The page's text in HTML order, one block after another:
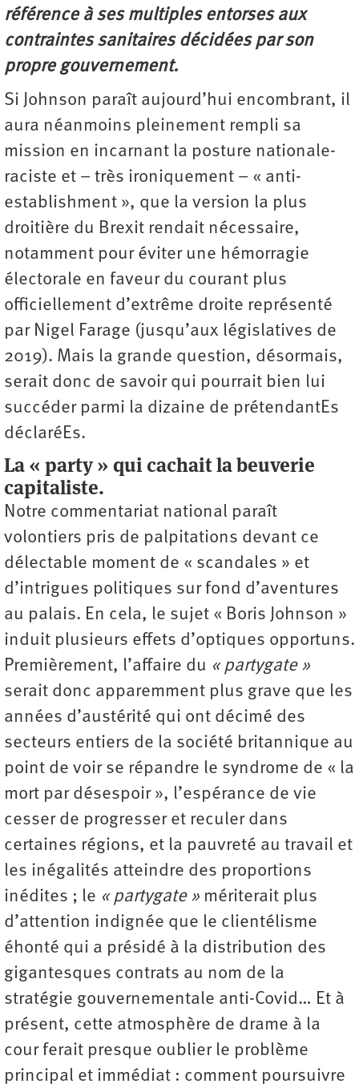
référence à ses multiples entorses aux
contraintes sanitaires décidées par son
propre gouvernement.
Si Johnson paraît aujourd’hui encombrant, il
aura néanmoins pleinement rempli sa
mission en incarnant la posture nationale-
raciste et – très ironiquement – « anti-
establishment », que la version la plus
droitière du Brexit rendait nécessaire,
notamment pour éviter une hémorragie
électorale en faveur du courant plus
officiellement d’extrême droite représenté
par Nigel Farage (jusqu’aux législatives de
2019). Mais la grande question, désormais,
serait donc de savoir qui pourrait bien lui
succéder parmi la dizaine de prétendantEs
déclaréEs.
La « party » qui cachait la beuverie
capitaliste.
Notre commentariat national paraît
volontiers pris de palpitations devant ce
délectable moment de « scandales » et
d’intrigues politiques sur fond d’aventures
au palais. En cela, le sujet « Boris Johnson »
induit plusieurs effets d’optiques opportuns.
Premièrement, l’affaire du « partygate »
serait donc apparemment plus grave que les
années d’austérité qui ont décimé des
secteurs entiers de la société britannique au
point de voir se répandre le syndrome de « la
mort par désespoir », l’espérance de vie
cesser de progresser et reculer dans
certaines régions, et la pauvreté au travail et
les inégalités atteindre des proportions
inédites ; le « partygate » mériterait plus
d’attention indignée que le clientélisme
éhonté qui a présidé à la distribution des
gigantesques contrats au nom de la
stratégie gouvernementale anti-Covid… Et à
présent, cette atmosphère de drame à la
cour ferait presque oublier le problème
principal et immédiat : comment poursuivre